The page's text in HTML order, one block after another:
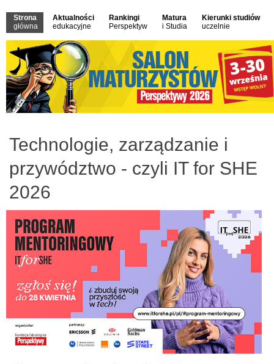
Strona
główna
Aktualności
edukacyjne
Rankingi
Perspektyw
Matura
i Studia
Kierunki studiów
uczelnie
Technologie, zarządzanie i
przywództwo - czyli IT for SHE
2026